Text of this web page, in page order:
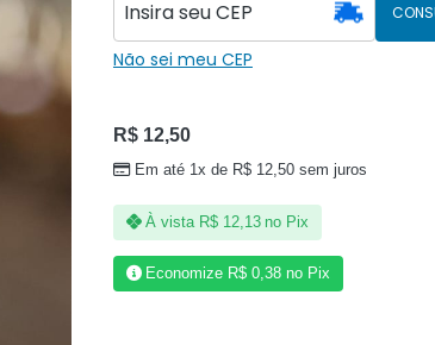
Não sei meu CEP
R$12,50
Em até 1x de R$ 12,50 sem juros
À vista R$12,13 no Pix
Economize R$ 0,38 no Pix